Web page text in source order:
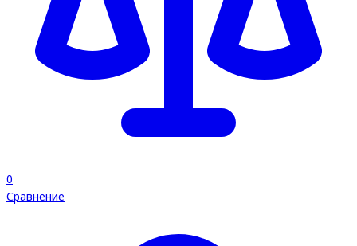
0
Сравнение